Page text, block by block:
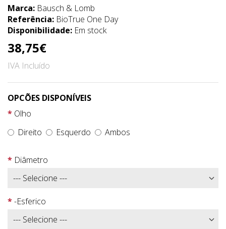
Marca: Bausch & Lomb
Referência: BioTrue One Day
Disponibilidade: Em stock
38,75€
IVA Incluído
OPCÕES DISPONÍVEIS
Olho
Direito
Esquerdo Ambos
Diâmetro
-Esferico